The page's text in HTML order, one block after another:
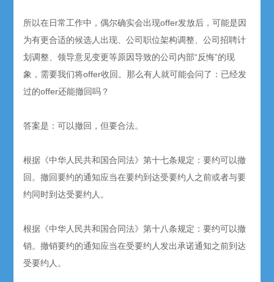
所以在日常工作中，偶尔确实会出现offer发放后，可能是因
为有更合适的候选人出现、公司职位架构调整、公司招聘计
划调整、领导意见变更等原因导致的公司内部“反悔”的现
象，需要我们将offer收回。那么有人就可能会问了：已经发
过的offer还能撤回吗？
答案是：可以撤回，但要合法。
根据《中华人民共和国合同法》第十七条规定：要约可以撤
回。撤回要约的通知应当在要约到达受要约人之前或者与要
约同时到达受要约人。
根据《中华人民共和国合同法》第十八条规定：要约可以撤
销。撤销要约的通知应当在受要约人发出承诺通知之前到达
受要约人。